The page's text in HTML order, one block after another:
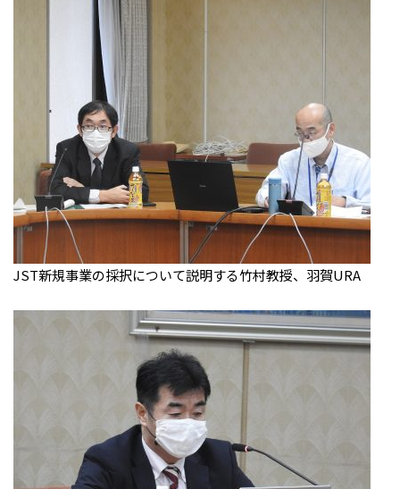
JST新規事業の採択について説明する竹村教授、羽賀URA